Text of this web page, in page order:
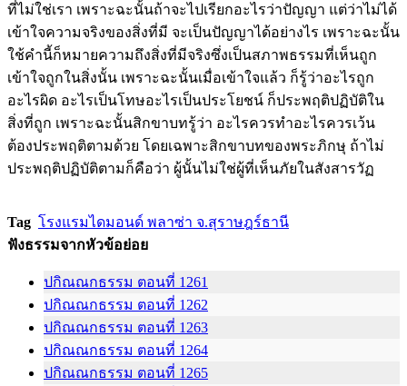
ที่ไม่ใช่เรา เพราะฉะนั้นถ้าจะไปเรียกอะไรว่าปัญญา แต่ว่าไม่ได้
เข้าใจความจริงของสิ่งที่มี จะเป็นปัญญาได้อย่างไร เพราะฉะนั้น
ใช้คำนี้ก็หมายความถึงสิ่งที่มีจริงซึ่งเป็นสภาพธรรมที่เห็นถูก
เข้าใจถูกในสิ่งนั้น เพราะฉะนั้นเมื่อเข้าใจแล้ว ก็รู้ว่าอะไรถูก
อะไรผิด อะไรเป็นโทษอะไรเป็นประโยชน์ ก็ประพฤติปฏิบัติใน
สิ่งที่ถูก เพราะฉะนั้นสิกขาบทรู้ว่า อะไรควรทำอะไรควรเว้น
ต้องประพฤติตามด้วย โดยเฉพาะสิกขาบทของพระภิกษุ ถ้าไม่
ประพฤติปฏิบัติตามก็คือว่า ผู้นั้นไม่ใช่ผู้ที่เห็นภัยในสังสารวัฏ
Tag โรงแรมไดมอนด์ พลาซ่า จ.สุราษฎร์ธานี
ฟังธรรมจากหัวข้อย่อย
ปกิณณกธรรม ตอนที่ 1261
ปกิณณกธรรม ตอนที่ 1262
ปกิณณกธรรม ตอนที่ 1263
ปกิณณกธรรม ตอนที่ 1264
ปกิณณกธรรม ตอนที่ 1265